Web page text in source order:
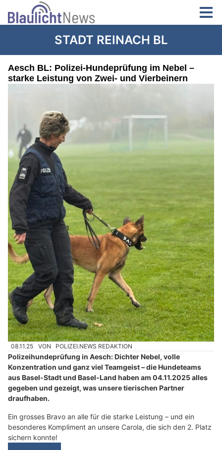
STADT REINACH BL
Aesch BL: Polizei-Hundeprüfung im Nebel –
starke Leistung von Zwei- und Vierbeinern
08.11.25 VON POLIZEI.NEWS REDAKTION
Polizeihundeprüfung in Aesch: Dichter Nebel, volle
Konzentration und ganz viel Teamgeist – die Hundeteams
aus Basel-Stadt und Basel-Land haben am 04.11.2025 alles
gegeben und gezeigt, was unsere tierischen Partner
draufhaben.
Ein grosses Bravo an alle für die starke Leistung – und ein
besonderes Kompliment an unsere Carola, die sich den 2. Platz
sichern konnte!